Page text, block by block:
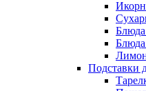
Подставки